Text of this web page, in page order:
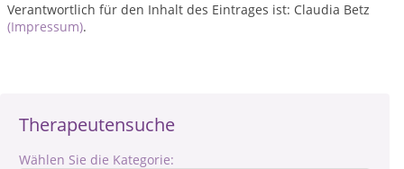
Therapeutensuche
Wählen Sie die Kategorie:
Verantwortlich für den Inhalt des Eintrages ist: Claudia Betz
(Impressum).